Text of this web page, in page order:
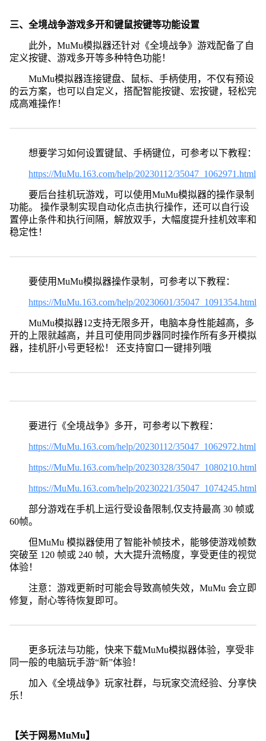
三、全境战争游戏多开和键鼠按键等功能设置
此外，MuMu模拟器还针对《全境战争》游戏配备了自
定义按键、游戏多开等多种特色功能！
MuMu模拟器连接键盘、鼠标、手柄使用，不仅有预设
的云方案，也可以自定义，搭配智能按键、宏按键，轻松完
成高难操作！
想要学习如何设置键鼠、手柄键位，可参考以下教程：
https://MuMu.163.com/help/20230112/35047_1062971.html
要后台挂机玩游戏，可以使用MuMu模拟器的操作录制
功能。 操作录制实现自动化点击执行操作，还可以自行设
置停止条件和执行间隔，解放双手，大幅度提升挂机效率和
稳定性！
要使用MuMu模拟器操作录制，可参考以下教程：
https://MuMu.163.com/help/20230601/35047_1091354.html
MuMu模拟器12支持无限多开，电脑本身性能越高，多
开的上限就越高，并且可使用同步器同时操作所有多开模拟
器，挂机肝小号更轻松！ 还支持窗口一键排列哦
要进行《全境战争》多开，可参考以下教程：
https://MuMu.163.com/help/20230112/35047_1062972.html
https://MuMu.163.com/help/20230328/35047_1080210.html
https://MuMu.163.com/help/20230221/35047_1074245.html
部分游戏在手机上运行受设备限制,仅支持最高 30 帧或
60帧。
但MuMu 模拟器使用了智能补帧技术，能够使游戏帧数
突破至 120 帧或 240 帧，大大提升流畅度，享受更佳的视觉
体验！
注意：游戏更新时可能会导致高帧失效，MuMu 会立即
修复，耐心等待恢复即可。
更多玩法与功能，快来下载MuMu模拟器体验，享受非
同一般的电脑玩手游“新”体验！
加入《全境战争》玩家社群，与玩家交流经验、分享快
乐！
【关于网易MuMu】